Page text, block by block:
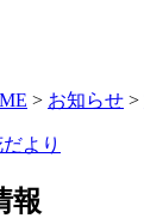
> お知らせ >
より
報